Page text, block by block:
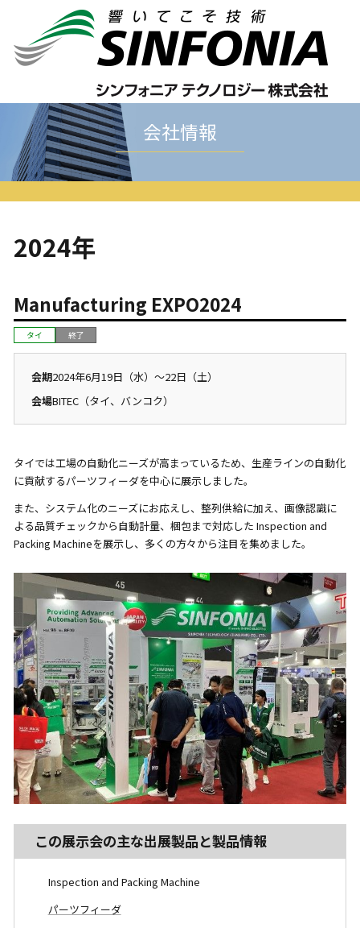
ホーム 展示会情報 2024年
会社情報
2024年
Manufacturing EXPO2024
タイ 終了
会期2024年6月19日（水）～22日（土）
会場BITEC（タイ、バンコク）
タイでは工場の自動化ニーズが高まっているため、生産ラインの自動化
に貢献するパーツフィーダを中心に展示しました。
また、システム化のニーズにお応えし、整列供給に加え、画像認識に
よる品質チェックから自動計量、梱包まで対応した Inspection and
Packing Machineを展示し、多くの方々から注目を集めました。
この展示会の主な出展製品と製品情報
Inspection and Packing Machine
パーツフィーダ